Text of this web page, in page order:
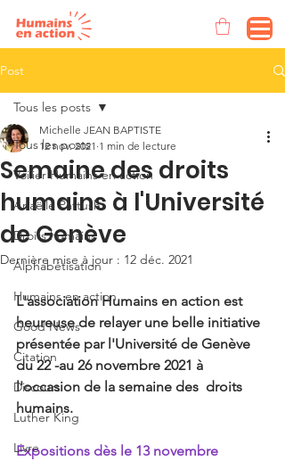
Post
Tous les posts
Voilier Humains en action
Anaëlle Pattush
Droits humains
Alphabétisation
Humains en action
Good News
Citation
Discours
Luther King
Livre
Tous les posts
Semaine des droits
humains à l'Université
de Genève
Michelle JEAN BAPTISTE
12 nov. 2021 1 min de lecture
Dernière mise à jour : 12 déc. 2021
L'association Humains en action est
heureuse de relayer une belle initiative
présentée par l'Université de Genève
du 22 -au 26 novembre 2021 à
l'occasion de la semaine des  droits
humains.
Expositions dès le 13 novembre